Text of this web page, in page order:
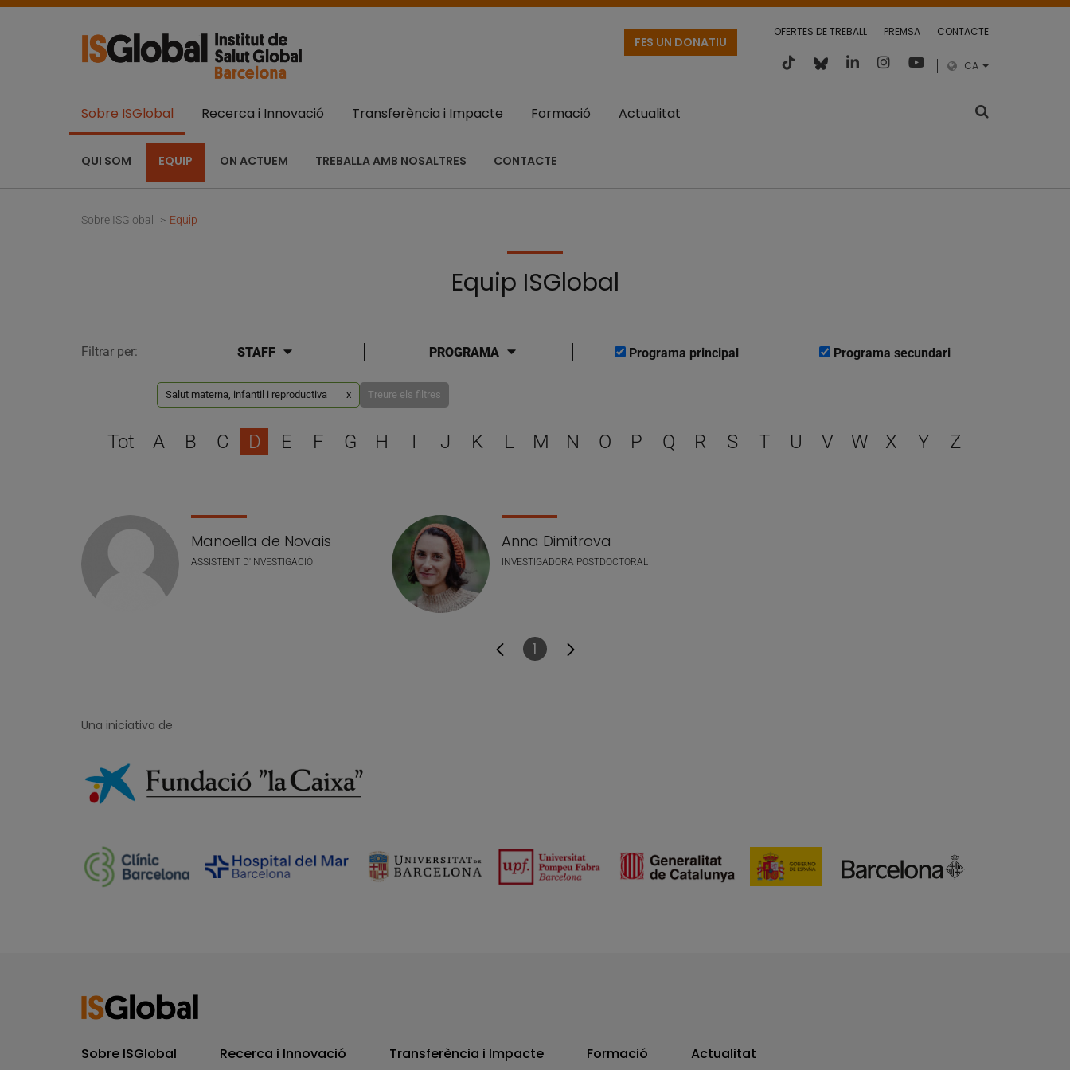
OFERTES DE TREBALL PREMSA CONTACTE
CA
FES UN DONATIU
Sobre ISGlobal
QUI SOM EQUIP ON ACTUEM TREBALLA AMB NOSALTRES CONTACTE
Recerca i Innovació Transferència i Impacte Formació Actualitat
Sobre ISGlobal Equip
Equip ISGlobal
Filtrar per: STAFF PROGRAMA Programa principal Programa secundari
Salut materna, infantil i reproductiva x Treure els filtres
Escull una lletra per filtrar
Tot A B C D E F G H I J K L M N O P Q R S T U V W X Y Z
Llistat de personal
Manoella de Novais
ASSISTENT D'INVESTIGACIÓ
Anna Dimitrova
INVESTIGADORA POSTDOCTORAL
Pàgina
1
Una iniciativa de
Sobre ISGlobal Recerca i Innovació Transferència i Impacte Formació Actualitat